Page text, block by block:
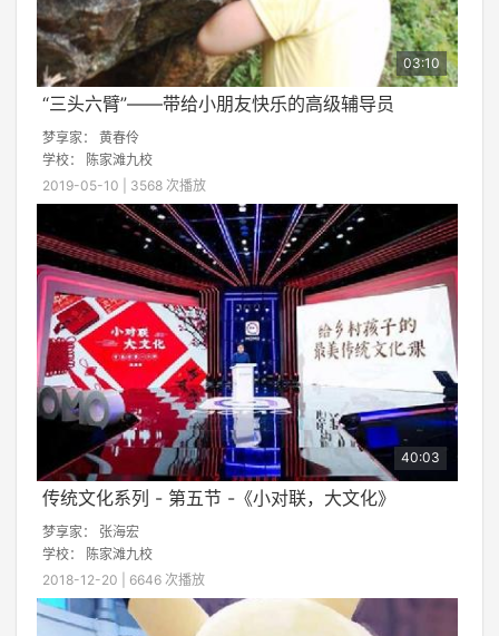
03:10
“三头六臂”——带给小朋友快乐的高级辅导员
梦享家： 黄春伶
学校：
陈家滩九校
2019-05-10 | 3568 次播放
40:03
传统文化系列 - 第五节 -《小对联，大文化》
梦享家： 张海宏
学校：
陈家滩九校
2018-12-20 | 6646 次播放